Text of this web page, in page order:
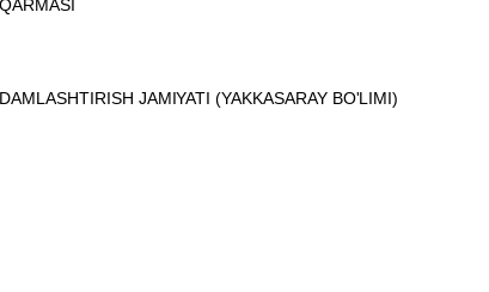
JAMIYATI (YAKKASARAY BO'LIMI)